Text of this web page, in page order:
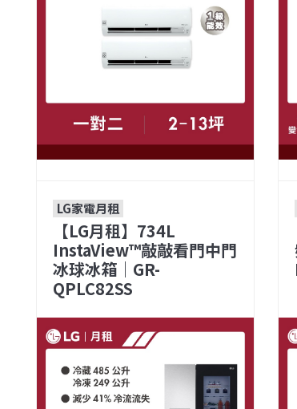
LG家電月租
【LG月租】734L
InstaView™敲敲看門中門
冰球冰箱｜GR-
QPLC82SS